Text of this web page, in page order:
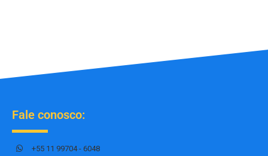
Fale conosco:
+55 11 99704 - 6048